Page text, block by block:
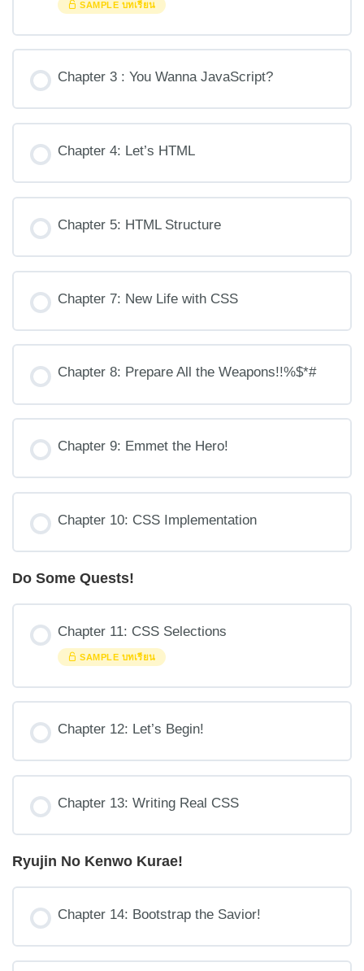
SAMPLE บทเรียน
Chapter 3 : You Wanna JavaScript?
Chapter 4: Let’s HTML
Chapter 5: HTML Structure
Chapter 7: New Life with CSS
Chapter 8: Prepare All the Weapons!!%$*#
Chapter 9: Emmet the Hero!
Chapter 10: CSS Implementation
Do Some Quests!
Chapter 11: CSS Selections
SAMPLE บทเรียน
Chapter 12: Let’s Begin!
Chapter 13: Writing Real CSS
Ryujin No Kenwo Kurae!
Chapter 14: Bootstrap the Savior!